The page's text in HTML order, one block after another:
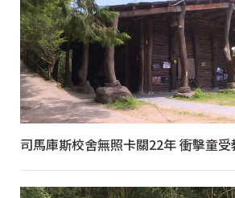
司馬庫斯校舍無照卡關22年 衝擊童受